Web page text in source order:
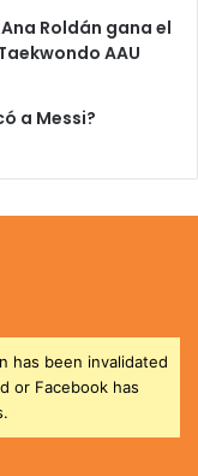
Roldán gana el
AAU
a Messi?
has been invalidated
or Facebook has